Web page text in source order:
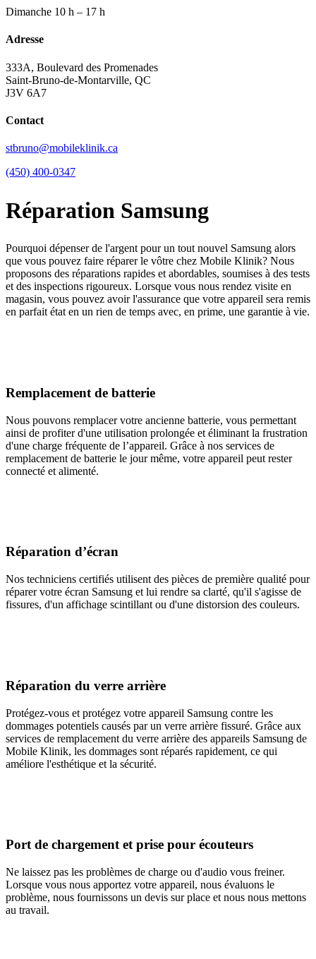
Dimanche 10 h – 17 h
Adresse
333A, Boulevard des Promenades
Saint-Bruno-de-Montarville, QC
J3V 6A7
Contact
stbruno@mobileklinik.ca
(450) 400-0347
Réparation Samsung
Pourquoi dépenser de l'argent pour un tout nouvel Samsung alors
que vous pouvez faire réparer le vôtre chez Mobile Klinik? Nous
proposons des réparations rapides et abordables, soumises à des tests
et des inspections rigoureux. Lorsque vous nous rendez visite en
magasin, vous pouvez avoir l'assurance que votre appareil sera remis
en parfait état en un rien de temps avec, en prime, une garantie à vie.
Remplacement de batterie
Nous pouvons remplacer votre ancienne batterie, vous permettant
ainsi de profiter d'une utilisation prolongée et éliminant la frustration
d'une charge fréquente de l’appareil. Grâce à nos services de
remplacement de batterie le jour même, votre appareil peut rester
connecté et alimenté.
Réparation d’écran
Nos techniciens certifiés utilisent des pièces de première qualité pour
réparer votre écran Samsung et lui rendre sa clarté, qu'il s'agisse de
fissures, d'un affichage scintillant ou d'une distorsion des couleurs.
Réparation du verre arrière
Protégez-vous et protégez votre appareil Samsung contre les
dommages potentiels causés par un verre arrière fissuré. Grâce aux
services de remplacement du verre arrière des appareils Samsung de
Mobile Klinik, les dommages sont réparés rapidement, ce qui
améliore l'esthétique et la sécurité.
Port de chargement et prise pour écouteurs
Ne laissez pas les problèmes de charge ou d'audio vous freiner.
Lorsque vous nous apportez votre appareil, nous évaluons le
problème, nous fournissons un devis sur place et nous nous mettons
au travail.